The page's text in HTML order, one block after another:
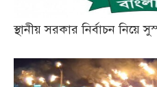
স্থানীয় সরকার নির্বাচন নিয়ে